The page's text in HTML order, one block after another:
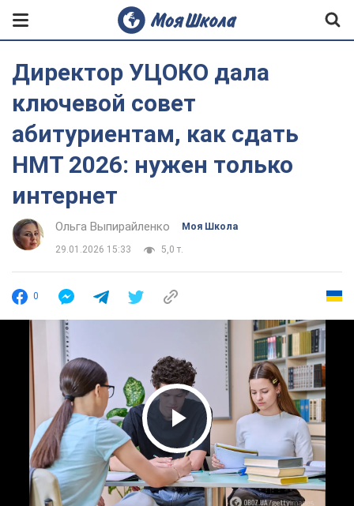
Директор УЦОКО дала
ключевой совет
абитуриентам, как сдать
НМТ 2026: нужен только
интернет
Ольга Выпирайленко Моя Школа
29.01.2026 15:33 5,0 т.
0
Play Video